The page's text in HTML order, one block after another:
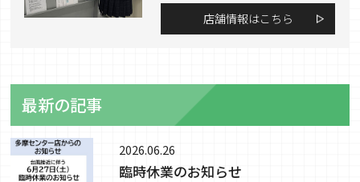
店舗情報はこちら
最新の記事
2026.06.26
臨時休業のお知らせ